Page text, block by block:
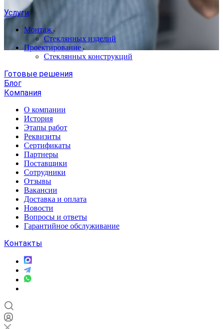
Услуги
Монтаж
Стеклянных изделий
Проектирование
Стеклянных конструкций
Готовые решения
Блог
Компания
О компании
История
Этапы работ
Реквизиты
Сертификаты
Партнеры
Поставщики
Сотрудники
Отзывы
Вакансии
Доставка и оплата
Новости
Вопросы и ответы
Гарантийное обслуживание
Контакты